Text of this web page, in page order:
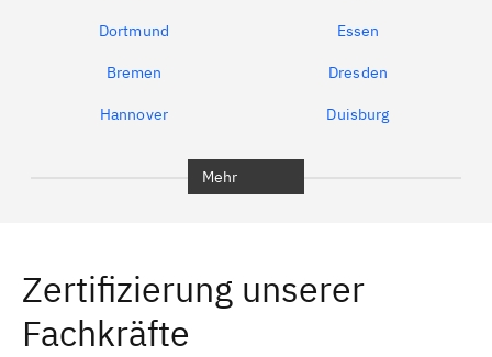
Dortmund Essen
Bremen Dresden
Hannover Duisburg
Erlangen Bamberg
Bayreuth
Mehr
Zertifizierung unserer
Fachkräfte